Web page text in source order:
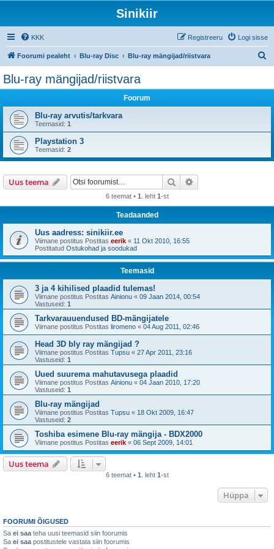
Sinikiir
KKK Logi sisse
Registreeru
Foorumi pealeht Blu-ray Disc Blu-ray mängijad/riistvara
Blu-ray mängijad/riistvara
Foorum
Blu-ray arvutis/tarkvara
Teemasid: 1
Playstation 3
Teemasid: 2
Uus teema Otsi
6 teemat • 1 . leht 1-st
Teadaanded
Uus aadress: sinikiir.ee
Viimane postitus Postitas eerik « 11 Okt 2010, 16:55
Postitatud Ostukohad ja soodukad
Teemasid
3 ja 4 kihilised plaadid tulemas!
Viimane postitus Postitas Ainionu « 09 Jaan 2014, 00:54
Vastuseid: 1
Tarkvarauuendused BD-mängijatele
Viimane postitus Postitas liromeno « 04 Aug 2011, 02:46
Head 3D bly ray mängijad ?
Viimane postitus Postitas Tupsu « 27 Apr 2011, 23:16
Vastuseid: 1
Uued suurema mahutavusega plaadid
Viimane postitus Postitas Ainionu « 04 Jaan 2010, 17:20
Vastuseid: 1
Blu-ray mängijad
Viimane postitus Postitas Tupsu « 18 Okt 2009, 16:47
Vastuseid: 2
Toshiba esimene Blu-ray mängija - BDX2000
Viimane postitus Postitas eerik « 06 Sept 2009, 14:01
Uus teema
6 teemat • 1 . leht 1-st
Hüppa
FOORUMI ÕIGUSED
Sa ei saa teha uusi teemasid siin foorumis
Sa ei saa postitustele vastata siin foorumis